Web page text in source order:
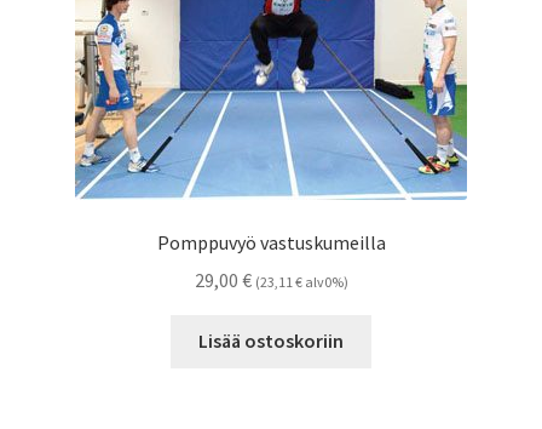
Pomppuvyö vastuskumeilla
29,00 € (23,11 €alv0%)
Lisää ostoskoriin